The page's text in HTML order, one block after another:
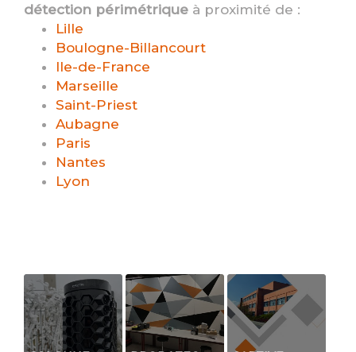
détection périmétrique à proximité de :
Lille
Boulogne-Billancourt
Ile-de-France
Marseille
Saint-Priest
Aubagne
Paris
Nantes
Lyon